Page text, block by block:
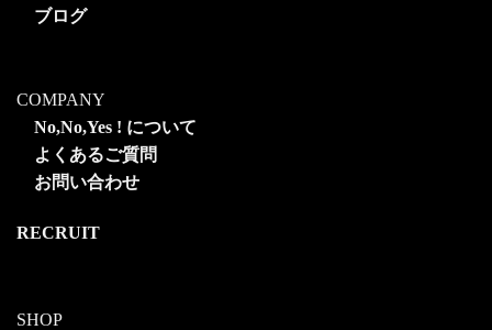
ブログ
COMPANY
No,No,Yes ! について
よくあるご質問
お問い合わせ
RECRUIT
SHOP